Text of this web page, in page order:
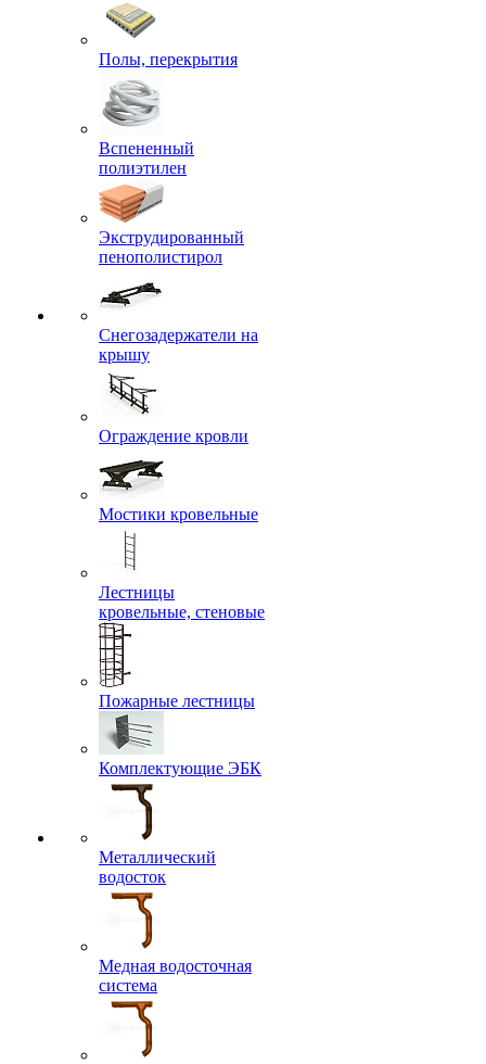
Полы, перекрытия
Вспененный
полиэтилен
Экструдированный
пенополистирол
Снегозадержатели на
крышу
Ограждение кровли
Мостики кровельные
Лестницы
кровельные, стеновые
Пожарные лестницы
Комплектующие ЭБК
Металлический
водосток
Медная водосточная
система